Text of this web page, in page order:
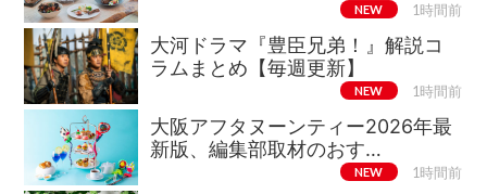
NEW 1時間前
大河ドラマ『豊臣兄弟！』解説コ
ラムまとめ【毎週更新】
NEW 1時間前
大阪アフタヌーンティー2026年最
新版、編集部取材のおす…
NEW 1時間前